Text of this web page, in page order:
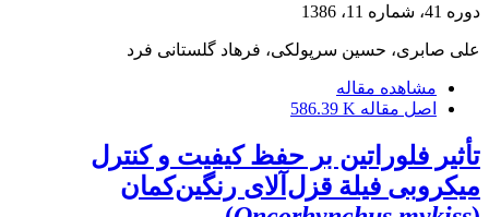
دوره 41، شماره 11، 1386
علی صابری، حسین سرپولکی، فرهاد گلستانی فرد
مشاهده مقاله
اصل مقاله 586.39 K
تأثیر فلوراتین بر حفظ کیفیت و کنترل
میکروبی فیلة قزل‌آلای رنگین‌کمان